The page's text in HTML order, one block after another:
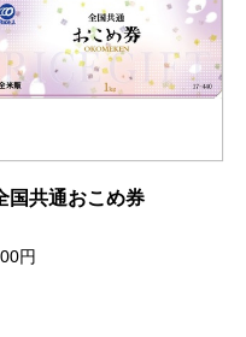
国共通おこめ券
円